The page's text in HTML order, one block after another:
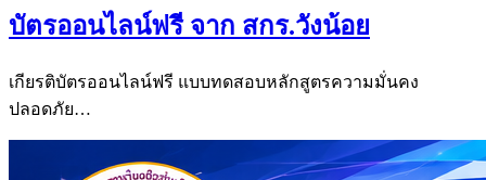
บัตรออนไลน์ฟรี จาก สกร.วังน้อย
เกียรติบัตรออนไลน์ฟรี แบบทดสอบหลักสูตรความมั่นคง
ปลอดภัย…